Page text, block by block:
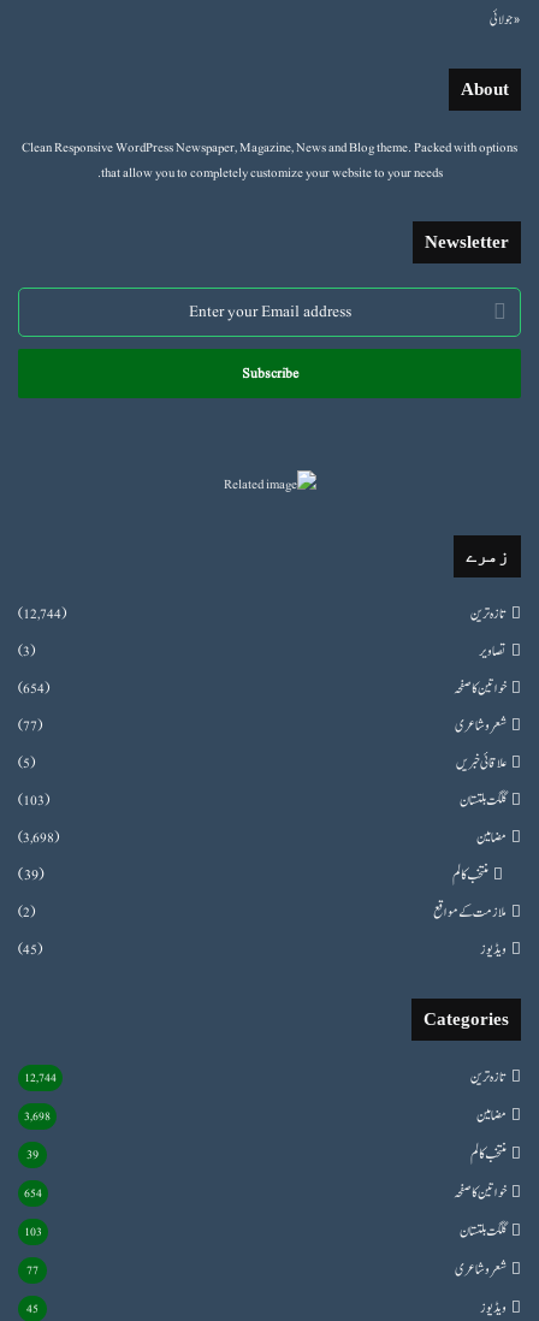
« جولائی
About
Clean Responsive WordPress Newspaper, Magazine, News and Blog theme. Packed with options
that allow you to completely customize your website to your needs.
Newsletter
Enter
your
Email
زمرے
تازہ ترین
(12,744)
تصاویر
(3)
خواتین کا صفحہ
(654)
شعروشاعری
(77)
علاقائی خبریں
(5)
گلگت بلتستان
(103)
مضامین
(3,698)
منتخب کالم (39)
ملازمت کے مواقع
(2)
ویڈیوز
(45)
Categories
تازہ ترین 12,744
مضامین 3,698
منتخب کالم 39
خواتین کا صفحہ 654
گلگت بلتستان 103
شعروشاعری 77
ویڈیوز 45